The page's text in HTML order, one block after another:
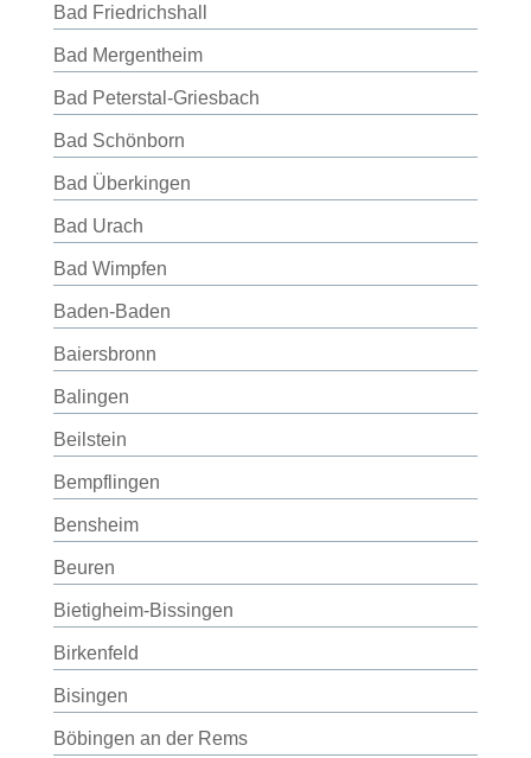
Bad Friedrichshall
Bad Mergentheim
Bad Peterstal-Griesbach
Bad Schönborn
Bad Überkingen
Bad Urach
Bad Wimpfen
Baden-Baden
Baiersbronn
Balingen
Beilstein
Bempflingen
Bensheim
Beuren
Bietigheim-Bissingen
Birkenfeld
Bisingen
Böbingen an der Rems